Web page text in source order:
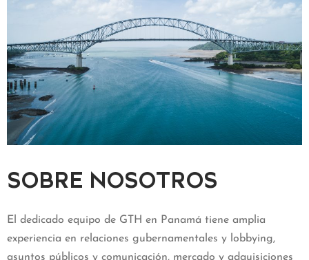
SOBRE NOSOTROS
El dedicado equipo de GTH en Panamá tiene amplia
experiencia en relaciones gubernamentales y lobbying,
asuntos públicos y comunicación, mercado y adquisiciones